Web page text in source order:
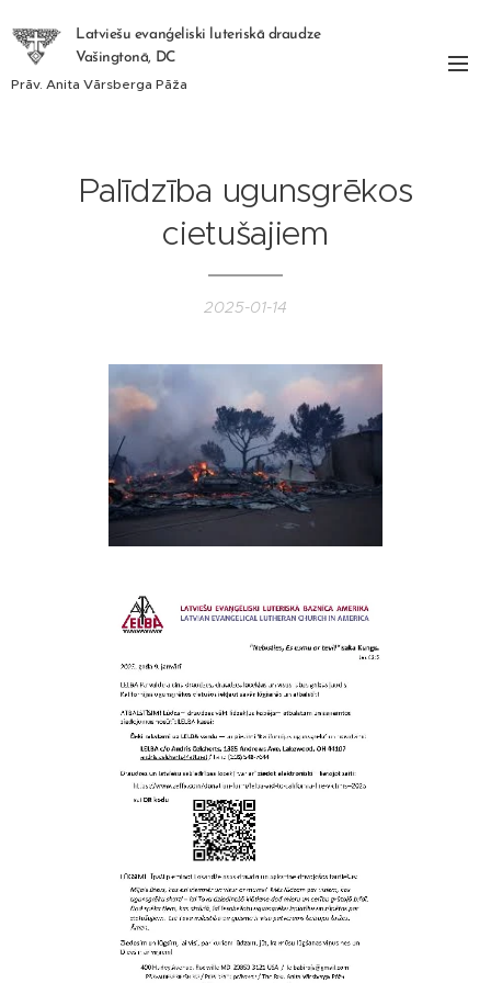
Latviešu evanģeliski luteriskā draudze
Vašingtonā, DC
Prāv. Anita Vārsberga Pāža
Palīdzība ugunsgrēkos
cietušajiem
2025-01-14